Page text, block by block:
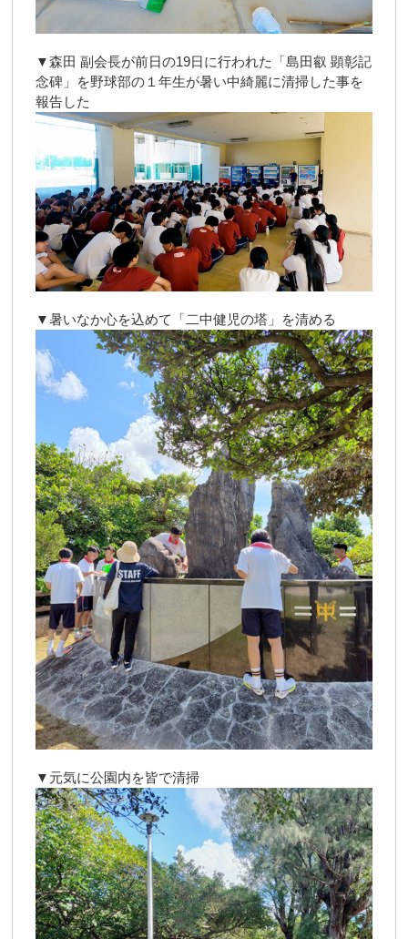
▼森田 副会長が前日の19日に行われた「島田叡 顕彰記
念碑」を野球部の１年生が暑い中綺麗に清掃した事を
報告した
▼暑いなか心を込めて「二中健児の塔」を清める
▼元気に公園内を皆で清掃